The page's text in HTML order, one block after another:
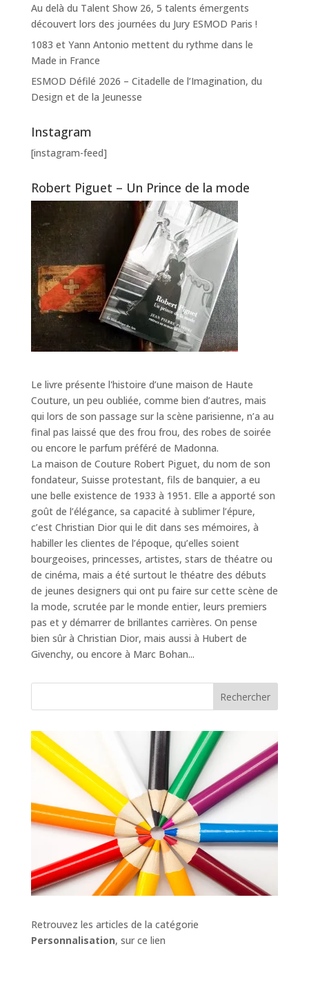
Au delà du Talent Show 26, 5 talents émergents
découvert lors des journées du Jury ESMOD Paris !
1083 et Yann Antonio mettent du rythme dans le
Made in France
ESMOD Défilé 2026 – Citadelle de l’Imagination, du
Design et de la Jeunesse
Instagram
[instagram-feed]
Robert Piguet – Un Prince de la mode
Le livre présente l'histoire d’une maison de Haute
Couture, un peu oubliée, comme bien d’autres, mais
qui lors de son passage sur la scène parisienne, n’a au
final pas laissé que des frou frou, des robes de soirée
ou encore le parfum préféré de Madonna.
La maison de Couture Robert Piguet, du nom de son
fondateur, Suisse protestant, fils de banquier, a eu
une belle existence de 1933 à 1951. Elle a apporté son
goût de l’élégance, sa capacité à sublimer l’épure,
c’est Christian Dior qui le dit dans ses mémoires, à
habiller les clientes de l’époque, qu’elles soient
bourgeoises, princesses, artistes, stars de théatre ou
de cinéma, mais a été surtout le théatre des débuts
de jeunes designers qui ont pu faire sur cette scène de
la mode, scrutée par le monde entier, leurs premiers
pas et y démarrer de brillantes carrières. On pense
bien sûr à Christian Dior, mais aussi à Hubert de
Givenchy, ou encore à Marc Bohan...
Rechercher
Retrouvez les articles de la catégorie
Personnalisation, sur ce lien